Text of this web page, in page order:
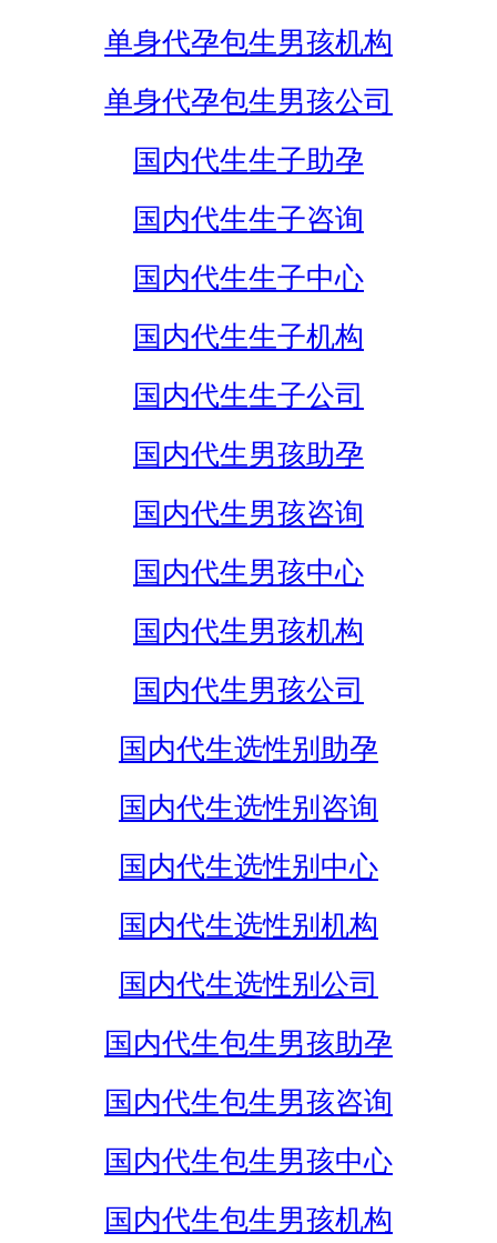
单身代孕包生男孩机构
单身代孕包生男孩公司
国内代生生子助孕
国内代生生子咨询
国内代生生子中心
国内代生生子机构
国内代生生子公司
国内代生男孩助孕
国内代生男孩咨询
国内代生男孩中心
国内代生男孩机构
国内代生男孩公司
国内代生选性别助孕
国内代生选性别咨询
国内代生选性别中心
国内代生选性别机构
国内代生选性别公司
国内代生包生男孩助孕
国内代生包生男孩咨询
国内代生包生男孩中心
国内代生包生男孩机构